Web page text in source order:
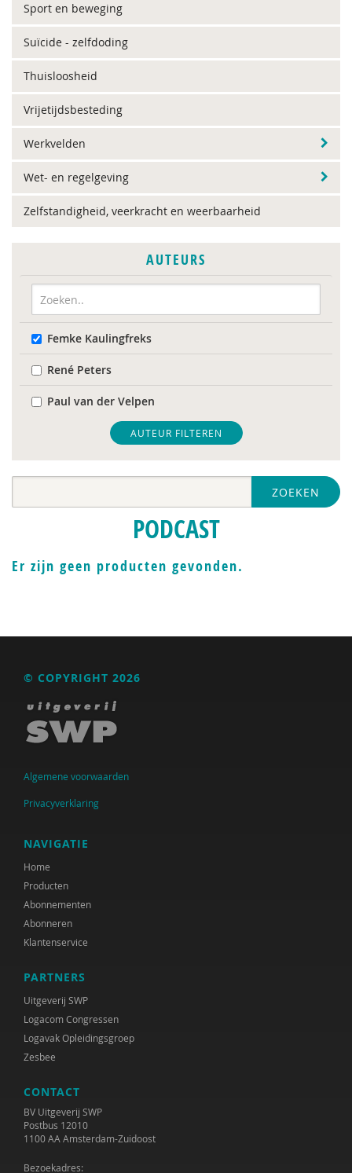
Sport en beweging
Suïcide - zelfdoding
Thuisloosheid
Vrijetijdsbesteding
Werkvelden
Wet- en regelgeving
Zelfstandigheid, veerkracht en weerbaarheid
AUTEURS
Femke Kaulingfreks
René Peters
Paul van der Velpen
AUTEUR FILTEREN
ZOEKEN
PODCAST
Er zijn geen producten gevonden.
© COPYRIGHT 2026
Algemene voorwaarden
Privacyverklaring
NAVIGATIE
Home
Producten
Abonnementen
Abonneren
Klantenservice
PARTNERS
Uitgeverij SWP
Logacom Congressen
Logavak Opleidingsgroep
Zesbee
CONTACT
BV Uitgeverij SWP
Postbus 12010
1100 AA Amsterdam-Zuidoost
Bezoekadres: